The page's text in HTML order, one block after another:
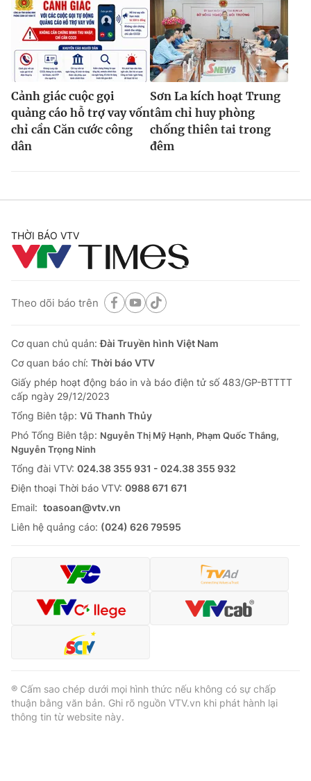
Cảnh giác cuộc gọi
quảng cáo hỗ trợ vay vốn
chỉ cần Căn cước công
dân
Sơn La kích hoạt Trung
tâm chỉ huy phòng
chống thiên tai trong
đêm
THỜI BÁO VTV
Theo dõi báo trên
Cơ quan chủ quản:Đài Truyền hình Việt Nam
Cơ quan báo chí: Thời báo VTV
Giấy phép hoạt động báo in và báo điện tử số 483/GP-BTTTT
cấp ngày 29/12/2023
Tổng Biên tập: Vũ Thanh Thủy
Phó Tổng Biên tập: Nguyễn Thị Mỹ Hạnh, Phạm Quốc Thắng,
Nguyễn Trọng Ninh
Tổng đài VTV: 024.38 355 931 - 024.38 355 932
Ðiện thoại Thời báo VTV: 0988 671 671
Email: toasoan@vtv.vn
Liên hệ quảng cáo: (024) 626 79595
® Cấm sao chép dưới mọi hình thức nếu không có sự chấp
thuận bằng văn bản. Ghi rõ nguồn VTV.vn khi phát hành lại
thông tin từ website này.